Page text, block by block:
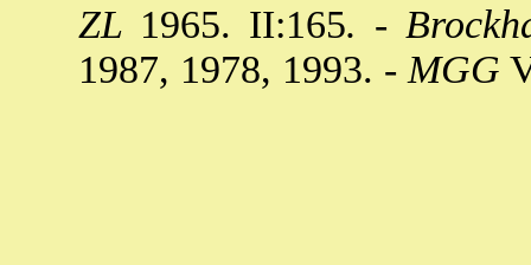
ZL 1965. II:165. -
1987, 1978, 1993. - MGG